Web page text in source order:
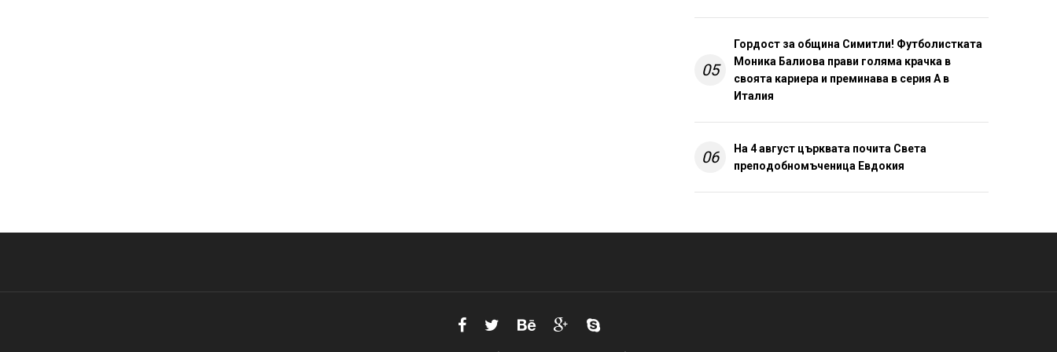
05
Гордост за община Симитли! Футболистката
Моника Балиова прави голяма крачка в
своята кариера и преминава в серия А в
Италия
06
На 4 август църквата почита Света
преподобномъченица Евдокия